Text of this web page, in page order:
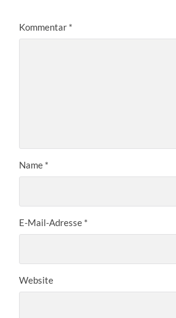
Kommentar *
Name *
E-Mail-Adresse *
Website